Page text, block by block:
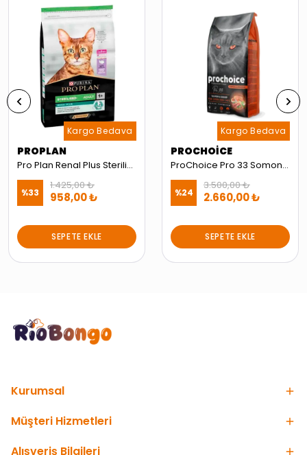
Kargo Bedava
PROPLAN
Pro Plan Renal Plus Sterilised Hindili ve Tavuklu Kısırlaştırılmış 1.5 kg Yetişkin Kedi Maması
%33
1.425,00 ₺
958,00 ₺
SEPETE EKLE
Kargo Bedava
PROCHOİCE
ProChoice Pro 33 Somon ve Karidesli Kısırlaştırılmış Yetişkin Kedi Maması 15kg
%24
3.500,00 ₺
2.660,00 ₺
SEPETE EKLE
Kurumsal
Müşteri Hizmetleri
Alışveriş Bilgileri